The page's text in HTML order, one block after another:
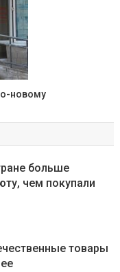
новому
больше
чем покупали
товары